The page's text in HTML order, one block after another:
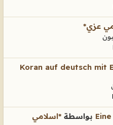
عزي*
Koran auf deutsch mit
بواسطة *اسلامي